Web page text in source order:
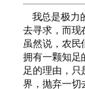
我总是极力
去寻求，而现
虽然说，农民
拥有一颗知足
足的理由，只
界，抛弃一切